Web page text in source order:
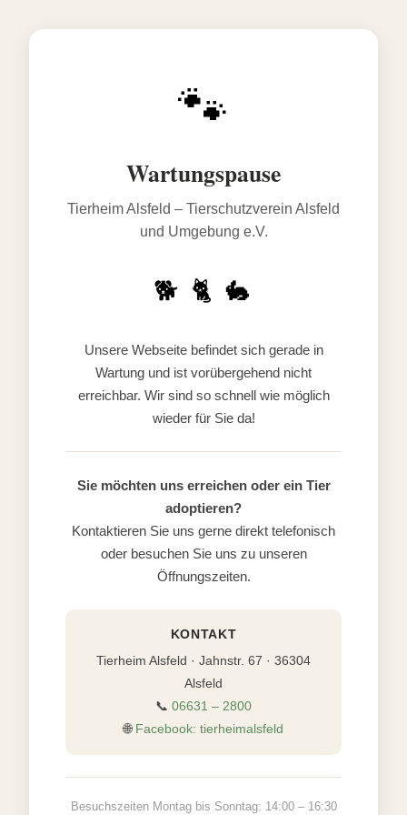
🐾
Wartungspause
Tierheim Alsfeld – Tierschutzverein Alsfeld
und Umgebung e.V.
🐕 🐈 🐇
Unsere Webseite befindet sich gerade in
Wartung und ist vorübergehend nicht
erreichbar. Wir sind so schnell wie möglich
wieder für Sie da!
Sie möchten uns erreichen oder ein Tier
adoptieren?
Kontaktieren Sie uns gerne direkt telefonisch
oder besuchen Sie uns zu unseren
Öffnungszeiten.
KONTAKT
Tierheim Alsfeld · Jahnstr. 67 · 36304
Alsfeld
📞 06631 – 2800
🌐 Facebook: tierheimalsfeld
Besuchszeiten Montag bis Sonntag: 14:00 – 16:30